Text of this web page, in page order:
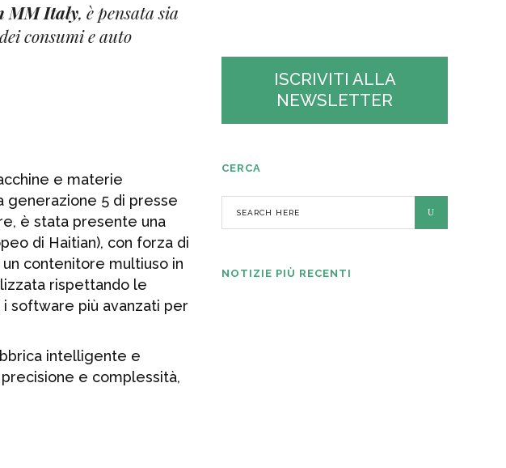
MM Italy, è pensata sia
consumi e auto
e materie
generazione 5 di presse
è stata presente una
di Haitian), con forza di
contenitore multiuso in
rispettando le
software più avanzati per
intelligente e
e complessità,
ISCRIVITI ALLA
NEWSLETTER
CERCA
NOTIZIE PIÙ RECENTI